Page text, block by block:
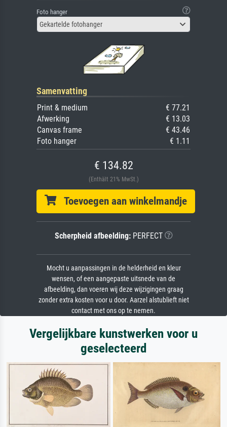
Foto hanger
Gekartelde fotohanger
Samenvatting
Print & medium
€ 77.21
Afwerking
€ 13.03
Canvas frame
€ 43.46
Foto hanger
€ 1.11
€ 134.82
(Enthält 21% MwSt.)
Toevoegen aan winkelmandje
Scherpheid afbeelding:PERFECT
Mocht u aanpassingen in de helderheid en kleur
wensen, of een aangepaste uitsnede van de
afbeelding, dan voeren wij deze wijzigingen graag
zonder extra kosten voor u door. Aarzel alstublieft niet
contact met ons op te nemen.
Vergelijkbare kunstwerken voor u
geselecteerd